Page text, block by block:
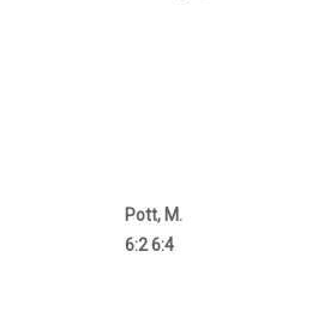
Pott, M.
6:2 6:4